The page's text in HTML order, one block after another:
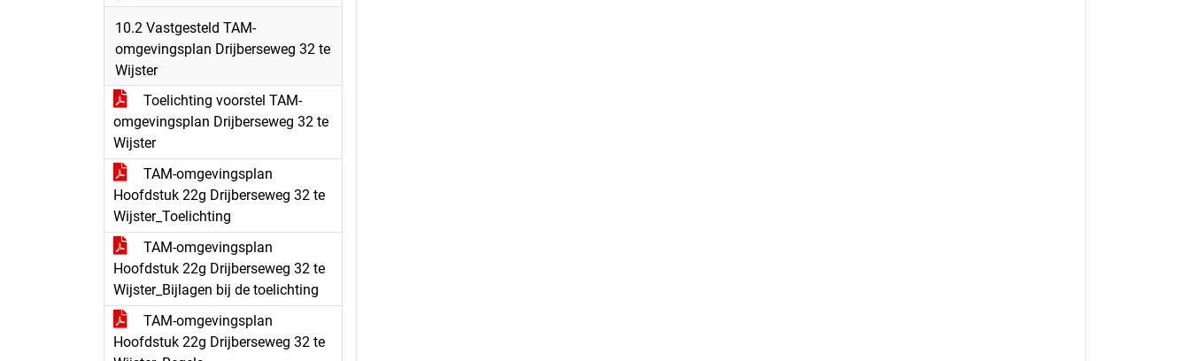
10.2 Vastgesteld TAM-
omgevingsplan Drijberseweg 32 te
Wijster
Toelichting voorstel TAM-
omgevingsplan Drijberseweg 32 te
Wijster
TAM-omgevingsplan
Hoofdstuk 22g Drijberseweg 32 te
Wijster_Toelichting
TAM-omgevingsplan
Hoofdstuk 22g Drijberseweg 32 te
Wijster_Bijlagen bij de toelichting
TAM-omgevingsplan
Hoofdstuk 22g Drijberseweg 32 te